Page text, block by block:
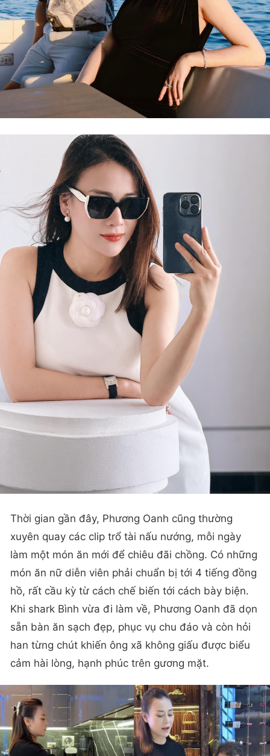
Thời gian gần đây, Phương Oanh cũng thường
xuyên quay các clip trổ tài nấu nướng, mỗi ngày
làm một món ăn mới để chiêu đãi chồng. Có những
món ăn nữ diễn viên phải chuẩn bị tới 4 tiếng đồng
hồ, rất cầu kỳ từ cách chế biến tới cách bày biện.
Khi shark Bình vừa đi làm về, Phương Oanh đã dọn
sẵn bàn ăn sạch đẹp, phục vụ chu đáo và còn hỏi
han từng chút khiến ông xã không giấu được biểu
cảm hài lòng, hạnh phúc trên gương mặt.